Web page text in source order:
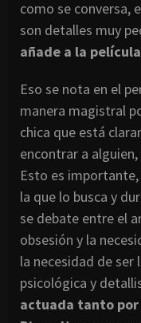
como se conversa,
son detalles muy
añade a la
Eso se nota en el
manera magistral
chica que está
encontrar a
Esto es importante,
la que lo busca y
se debate entre el
obsesión y la
la necesidad de ser
psicológica y
actuada tanto por